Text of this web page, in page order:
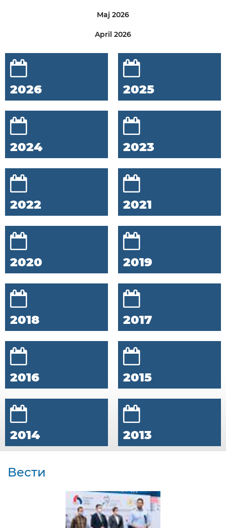
Maj 2026
April 2026
2026 2025
2024 2023
2022 2021
2020 2019
2018 2017
2016 2015
2014 2013
Вести